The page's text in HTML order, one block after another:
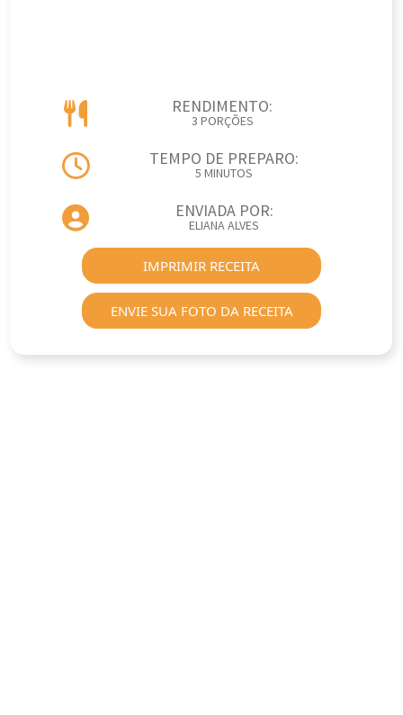
RENDIMENTO:
3 PORÇÕES
TEMPO DE PREPARO:
5 MINUTOS
ENVIADA POR:
ELIANA ALVES
IMPRIMIR RECEITA
ENVIE SUA FOTO DA RECEITA